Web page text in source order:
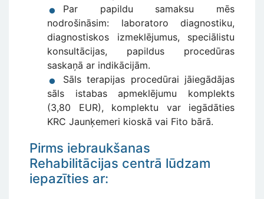
Par papildu samaksu mēs
nodrošināsim: laboratoro diagnostiku,
diagnostiskos izmeklējumus, speciālistu
konsultācijas, papildus procedūras
saskaņā ar indikācijām.
Sāls terapijas procedūrai jāiegādājas
sāls istabas apmeklējumu komplekts
(3,80 EUR), komplektu var iegādāties
KRC Jaunķemeri kioskā vai Fito bārā.
Pirms iebraukšanas
Rehabilitācijas centrā lūdzam
iepazīties ar: